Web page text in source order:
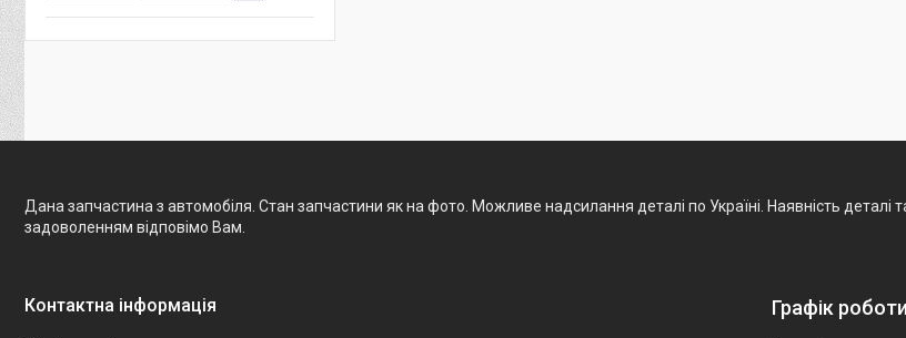
Дана запчастина з автомобіля. Стан запчастини як на фото. Можливе надсилання деталі по Україні. Наявність
задоволенням відповімо Вам.
Графік роботи